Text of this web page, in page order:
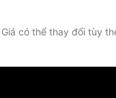
Giá có thể thay đổi tùy